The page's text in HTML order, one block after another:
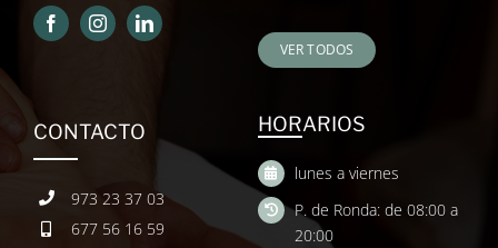
VER TODOS
CONTACTO
973 23 37 03
677 56 16 59
HORARIOS
lunes a viernes
P. de Ronda: de 08:00 a
20:00